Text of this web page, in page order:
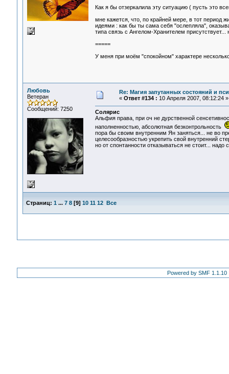
Как я бы отзеркалила эту ситуацию ( пусть это
мне кажется, что, по крайней мере, в тот период
идеями : как бы ты сама себя "ослепляла",
типа связь с Ангелом-Хранителем
=====
У меня при моём "спокойном" характере
Любовь
Ветеран
Сообщений: 7250
Re: Магия запутанных состояний и
« Ответ #134 : 10 Апреля 2007, 08:12:24 »
Солярис
Альфия права, при оч не дурственной
наполненностью, абсолютная безконтрольность
пора бы своим внутренним Ян заняться... не во
целесообразностью укрепить свой внутренний
но от спонтанности отказываться не стоит...
Страниц: 1 ... 7 8[9] 10 11 12 Все
Powered by SMF 1.1.10